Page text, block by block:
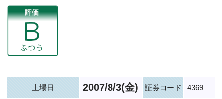
上場日 2007/8/3(金) 証券コード 4369